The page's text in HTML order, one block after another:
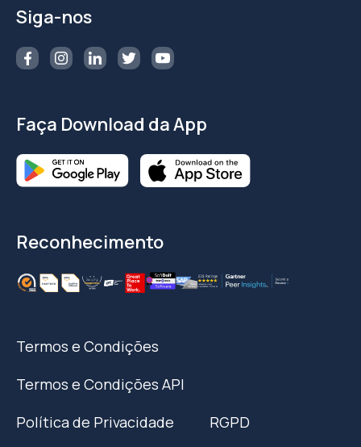
Siga-nos
Faça Download da App
Reconhecimento
Termos e Condições
Termos e Condições API
Política de Privacidade
RGPD